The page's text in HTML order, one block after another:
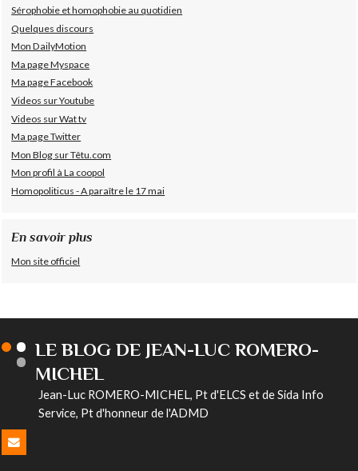
Sérophobie et homophobie au quotidien
Quelques discours
Mon DailyMotion
Ma page Myspace
Ma page Facebook
Videos sur Youtube
Videos sur Wat tv
Ma page Twitter
Mon Blog sur Têtu.com
Mon profil à La coopol
Homopoliticus - A paraître le 17 mai
En savoir plus
Mon site officiel
LE BLOG DE JEAN-LUC ROMERO-
MICHEL
Jean-Luc ROMERO-MICHEL, Pt d'ELCS et de Sida Info
Service, Pt d'honneur de l'ADMD